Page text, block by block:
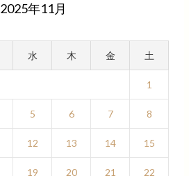
2025年11月
水 木 金 土
1
5 6 7 8
12 13 14 15
19 20 21 22